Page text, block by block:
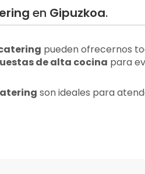
en Gipuzkoa.
pueden ofrecernos
de alta cocina para
son ideales para